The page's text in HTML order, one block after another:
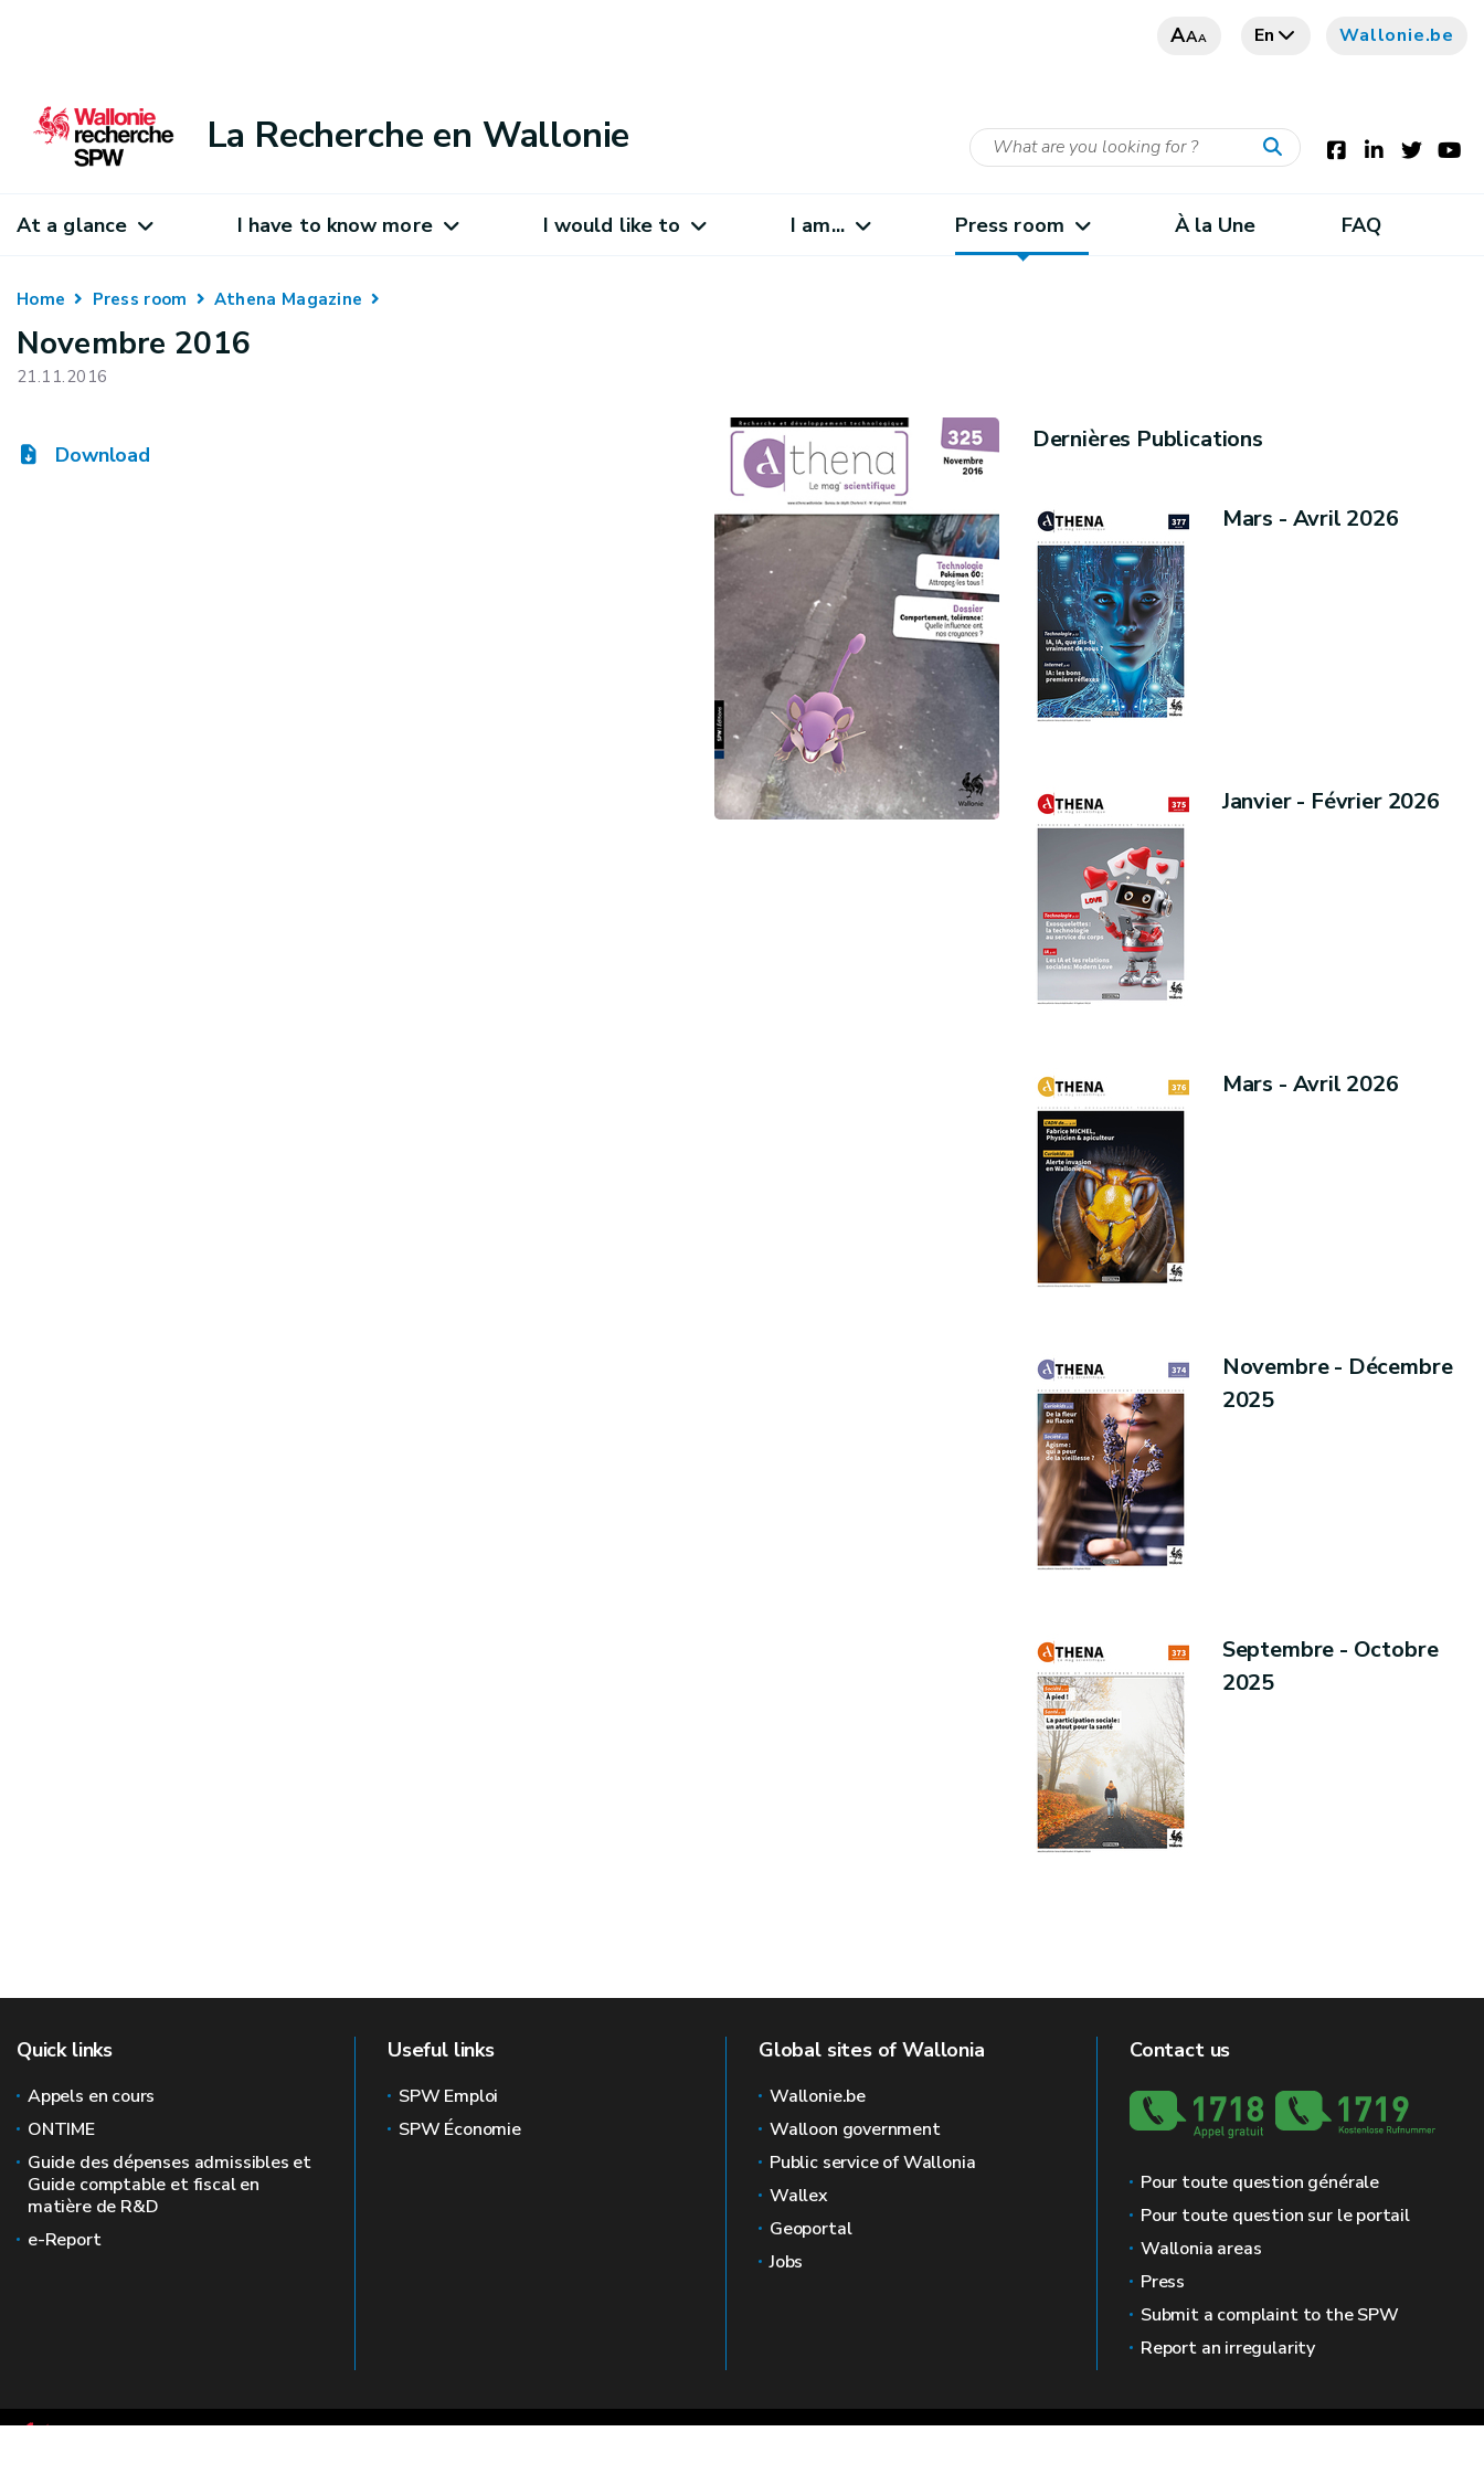
AAA En Wallonie.be
La Recherche en Wallonie
At a glance I have to know more I would like to I am... Press room À la Une FAQ
Home Press room Athena Magazine
Novembre 2016
21.11.2016
Download
Dernières Publications
Mars - Avril 2026
Janvier - Février 2026
Mars - Avril 2026
Novembre - Décembre
2025
Septembre - Octobre
2025
Quick links
Appels en cours
ONTIME
Guide des dépenses admissibles et
Guide comptable et fiscal en
matière de R&D
e-Report
Useful links
SPW Emploi
SPW Économie
Global sites of Wallonia
Wallonie.be
Walloon government
Public service of Wallonia
Wallex
Geoportal
Jobs
Contact us
Pour toute question générale
Pour toute question sur le portail
Wallonia areas
Press
Submit a complaint to the SPW
Report an irregularity